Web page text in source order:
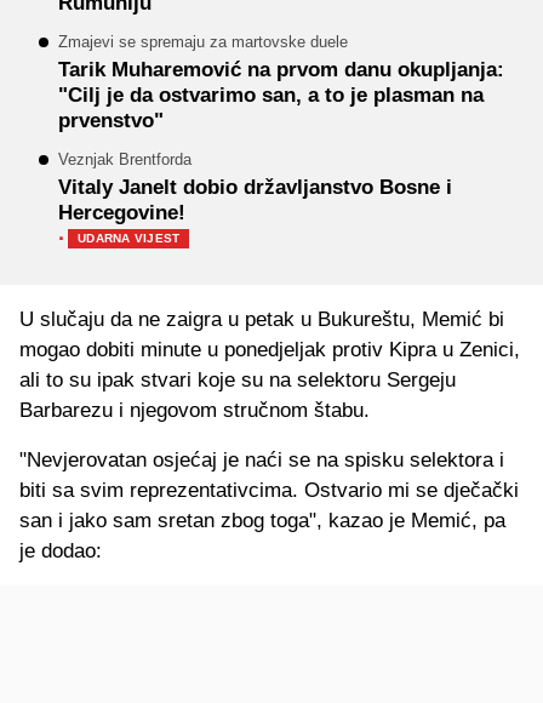
Zmajevi se spremaju za martovske duele
Tarik Muharemović na prvom danu okupljanja:
"Cilj je da ostvarimo san, a to je plasman na
prvenstvo"
Veznjak Brentforda
Vitaly Janelt dobio državljanstvo Bosne i
Hercegovine!
· UDARNA VIJEST
U slučaju da ne zaigra u petak u Bukureštu, Memić bi
mogao dobiti minute u ponedjeljak protiv Kipra u Zenici,
ali to su ipak stvari koje su na selektoru Sergeju
Barbarezu i njegovom stručnom štabu.
"Nevjerovatan osjećaj je naći se na spisku selektora i
biti sa svim reprezentativcima. Ostvario mi se dječački
san i jako sam sretan zbog toga", kazao je Memić, pa
je dodao: